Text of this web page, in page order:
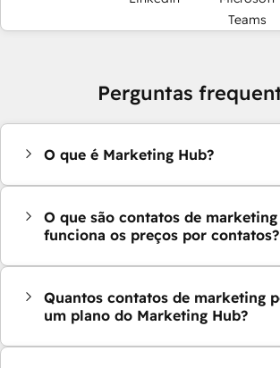
Teams
Perguntas
O que é Marketing Hub?
O que são contatos de
funciona os preços por contatos?
Quantos contatos de marketing
um plano do Marketing Hub?